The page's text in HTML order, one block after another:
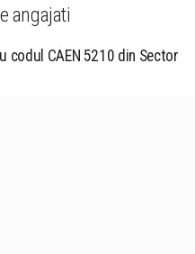
angajati
codul CAEN 5210 din Sector